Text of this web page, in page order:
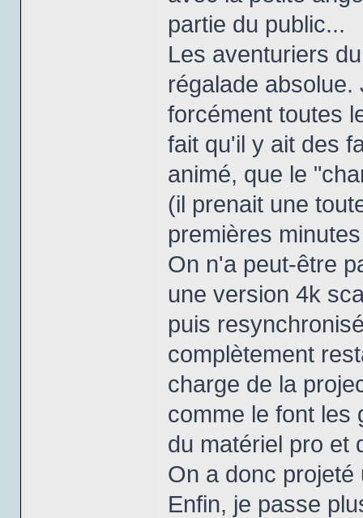
partie du public...
Les aventuriers
régalade
forcément toutes
fait qu'il y ait des
animé, que le
(il prenait une
premières
On n'a peut-être
une version 4k
puis
complètement
charge de la
comme le font les
du matériel pro et
On a donc
Enfin, je passe